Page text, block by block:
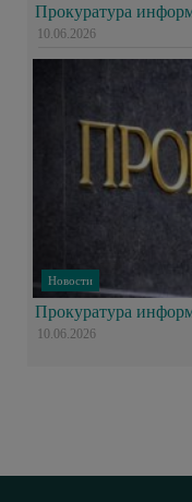
Прокуратура
10.06.2026
Новости
Прокуратура
10.06.2026